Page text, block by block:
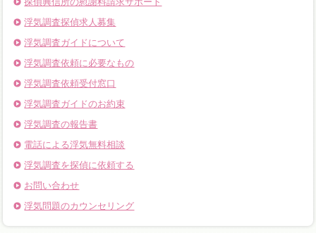
浮気調査探偵求人募集
浮気調査ガイドについて
浮気調査依頼に必要なもの
浮気調査依頼受付窓口
浮気調査ガイドのお約束
浮気調査の報告書
電話による浮気無料相談
浮気調査を探偵に依頼する
お問い合わせ
浮気問題のカウンセリング